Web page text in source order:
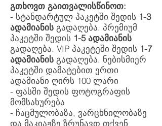
გთხოვთ გაითვალისწინოთ:
- სტანდარტულ პაკეტში შედის 1-3
ადამიანის გადაღება. პრემიუმ
პაკეტში შედის 1-5 ადამიანის
გადაღება. VIP პაკეტეში შედის 1-7
ადამიანის გადაღება. ნებისმიერ
პაკეტში დამატებით ერთი
ადამიანი ღირს 100 ლარი
- ფასში შედის ფოტოგრაფის
მომსახურება
- ჩაცმულობაზა, ვარცხნილობაზე
და მაკიაჟზე ზრუნავთ თქვენ